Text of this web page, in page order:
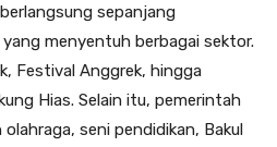
sepanjang
menyentuh berbagai sektor.
Festival Anggrek, hingga
Hias. Selain itu, pemerintah
seni pendidikan, Bakul